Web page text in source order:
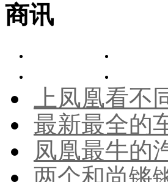
商讯
上凤凰看不
最新最全的
凤凰最牛的